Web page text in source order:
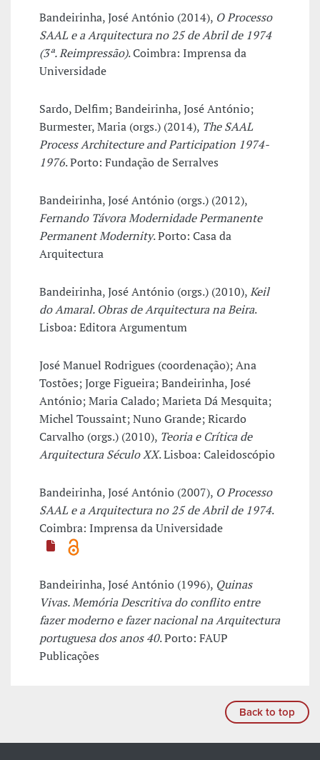
Bandeirinha, José António (2014), O Processo
SAAL e a Arquitectura no 25 de Abril de 1974
(3ª. Reimpressão). Coimbra: Imprensa da
Universidade
Sardo, Delfim; Bandeirinha, José António;
Burmester, Maria (orgs.) (2014), The SAAL
Process Architecture and Participation 1974-
1976. Porto: Fundação de Serralves
Bandeirinha, José António (orgs.) (2012),
Fernando Távora Modernidade Permanente
Permanent Modernity. Porto: Casa da
Arquitectura
Bandeirinha, José António (orgs.) (2010),Keil
do Amaral. Obras de Arquitectura na Beira.
Lisboa: Editora Argumentum
José Manuel Rodrigues (coordenação); Ana
Tostões; Jorge Figueira; Bandeirinha, José
António; Maria Calado; Marieta Dá Mesquita;
Michel Toussaint; Nuno Grande; Ricardo
Carvalho (orgs.) (2010), Teoria e Crítica de
Arquitectura Século XX. Lisboa: Caleidoscópio
Bandeirinha, José António (2007), O Processo
SAAL e a Arquitectura no 25 de Abril de 1974.
Coimbra: Imprensa da Universidade
Bandeirinha, José António (1996), Quinas
Vivas. Memória Descritiva do conflito entre
fazer moderno e fazer nacional na Arquitectura
portuguesa dos anos 40. Porto: FAUP
Publicações
Back to top